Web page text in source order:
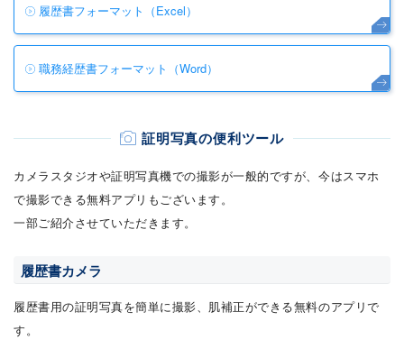
履歴書フォーマット（Excel）
職務経歴書フォーマット（Word）
証明写真の便利ツール
カメラスタジオや証明写真機での撮影が一般的ですが、今はスマホ
で撮影できる無料アプリもございます。
一部ご紹介させていただきます。
履歴書カメラ
履歴書用の証明写真を簡単に撮影、肌補正ができる無料のアプリで
す。